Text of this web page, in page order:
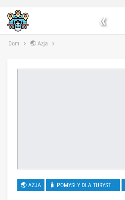
«
Dom 🌏 Azja
🌏 AZJA 🧳 POMYSŁY DLA TURYSTÓW